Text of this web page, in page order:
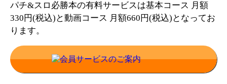
パチ&スロ必勝本の有料サービスは基本コース 月額
330円(税込)と動画コース 月額660円(税込)となってお
ります。